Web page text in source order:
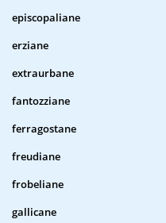
episcopaliane
erziane
extraurbane
fantozziane
ferragostane
freudiane
frobeliane
gallicane